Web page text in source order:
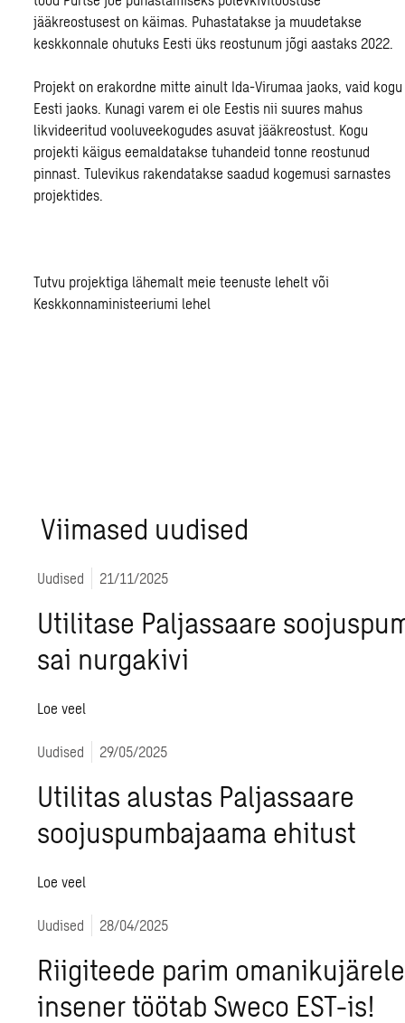
jääkreostusest on käimas. Puhastatakse ja muudetakse
keskkonnale ohutuks Eesti üks reostunum jõgi aastaks 2022.
Projekt on erakordne mitte ainult Ida-Virumaa jaoks, vaid kogu
Eesti jaoks. Kunagi varem ei ole Eestis nii suures mahus
likvideeritud vooluveekogudes asuvat jääkreostust. Kogu
projekti käigus eemaldatakse tuhandeid tonne reostunud
pinnast. Tulevikus rakendatakse saadud kogemusi sarnastes
projektides.
Tutvu projektiga lähemalt meieteenuste lehelt või
Keskkonnaministeeriumi lehel
Viimased uudised
Uudised 21/11/2025
Utilitase Paljassaare
sai nurgakivi
Loe veel
Uudised 29/05/2025
Utilitas alustas Paljassaare
soojuspumbajaama ehitust
Loe veel
Uudised 28/04/2025
Riigiteede parim
insener töötab Sweco EST-is!